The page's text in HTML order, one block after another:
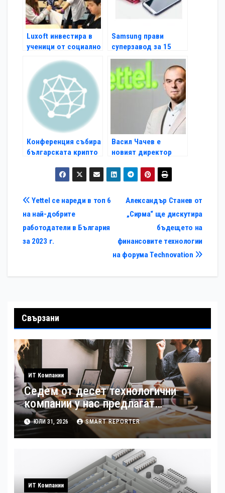
Luxoft инвестира в
ученици от социално
Samsung прави
суперзавод за 15
млрд. долара
Конференция събира
българската крипто
Васил Чачев е
новият директор
услугите“ в Yettel
Навигация
Александър Станев от
„Сирма“ ще дискутира
бъдещето на
финансовите технологии
на форума Technovation
Yettel се нареди в топ 6
на най-добрите
работодатели в България
за 2023 г.
Свързани
ИТ Компании
Седем от десет технологични
компании у нас предлагат
хибридна работа
ЮЛИ 31, 2026 SMART REPORTER
ИТ Компании